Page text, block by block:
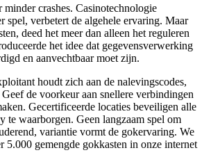
crashes. Casinotechnologie
spel, verbetert de algehele ervaring. Maar
deed het meer dan alleen het reguleren
het idee dat gegevensverwerking
en aanvechtbaar moet zijn.
houdt zich aan de nalevingscodes,
de voorkeur aan snellere verbindingen
Gecertificeerde locaties beveiligen alle
te waarborgen. Geen langzaam spel om
variantie vormt de gokervaring. We
5.000 gemengde gokkasten in onze internet